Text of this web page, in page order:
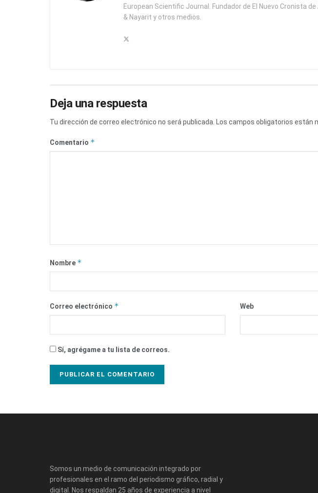
European Scientific Journal. Fundador de El Nuevo Cronista
& Nayarit y otros medios.
Deja una respuesta
Tu dirección de correo electrónico no será publicada. Los campos obligatorios están
Comentario *
Nombre *
Correo electrónico * Web
Sí, agrégame a tu lista de correos.
Somos un medio de comunicación integrado por
profesionales en el ramo del periodismo gráfico, radial y
digital. Nos respaldan 25 años de experiencia a nivel